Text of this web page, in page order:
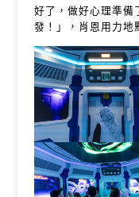
好了，做好心理準備
發！」，肖恩用力地